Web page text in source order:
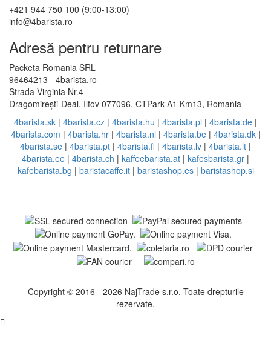
+421 944 750 100 (9:00-13:00)
info@4barista.ro
Adresă pentru returnare
Packeta Romania SRL
96464213 - 4barista.ro
Strada Virginia Nr.4
Dragomirești-Deal, Ilfov 077096, CTPark A1 Km13, Romania
4barista.sk | 4barista.cz | 4barista.hu | 4barista.pl | 4barista.de |
4barista.com | 4barista.hr| 4barista.nl | 4barista.be| 4barista.dk|
4barista.se | 4barista.pt | 4barista.fi | 4barista.lv | 4barista.lt |
4barista.ee | 4barista.ch | kaffeebarista.at | kafesbarista.gr |
kafebarista.bg | baristacaffe.it| baristashop.es| baristashop.si
Copyright © 2016 - 2026 NajTrade s.r.o. Toate drepturile
rezervate.